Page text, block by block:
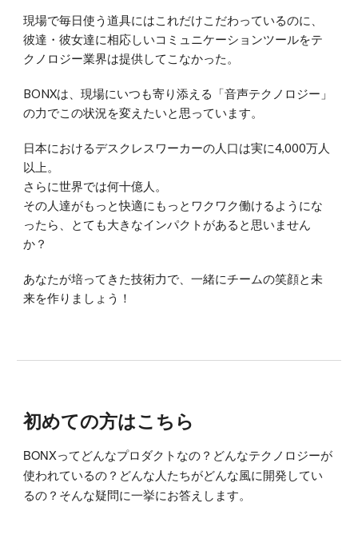
現場で毎日使う道具にはこれだけこだわっているのに、
彼達・彼女達に相応しいコミュニケーションツールをテ
クノロジー業界は提供してこなかった。
BONXは、現場にいつも寄り添える「音声テクノロジー」
の力でこの状況を変えたいと思っています。
日本におけるデスクレスワーカーの人口は実に4,000万人
以上。
さらに世界では何十億人。
その人達がもっと快適にもっとワクワク働けるようにな
ったら、とても大きなインパクトがあると思いません
か？
あなたが培ってきた技術力で、一緒にチームの笑顔と未
来を作りましょう！
初めての方はこちら
BONXってどんなプロダクトなの？どんなテクノロジーが
使われているの？どんな人たちがどんな風に開発してい
るの？そんな疑問に一挙にお答えします。